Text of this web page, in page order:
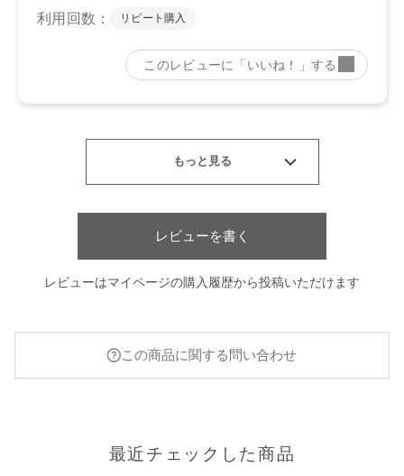
レビューを書く
レビューはマイページの購入履歴から投稿いただけます
この商品に関する問い合わせ
最近チェックした商品